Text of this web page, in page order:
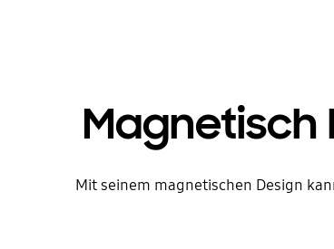
Magnetisch
Mit seinem magnetischen Design